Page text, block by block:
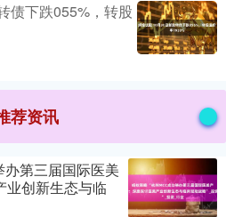
债下跌055%，转股
荐资讯
办第三届国际医美
业创新生态与临